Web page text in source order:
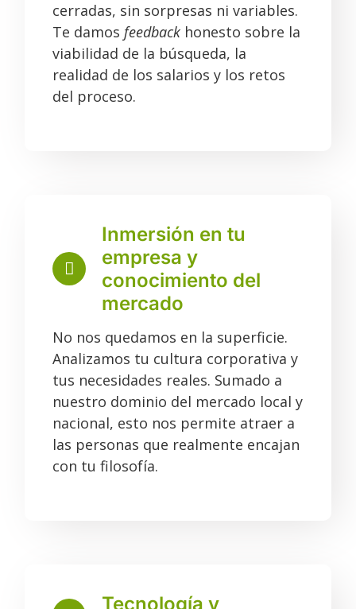
cerradas, sin sorpresas ni variables.
Te damosfeedback honesto sobre la
viabilidad de la búsqueda, la
realidad de los salarios y los retos
del proceso.
Inmersión en tu
empresa y
conocimiento del
mercado
No nos quedamos en la superficie.
Analizamos tu cultura corporativa y
tus necesidades reales. Sumado a
nuestro dominio del mercado local y
nacional, esto nos permite atraer a
las personas que realmente encajan
con tu filosofía.
Tecnología y